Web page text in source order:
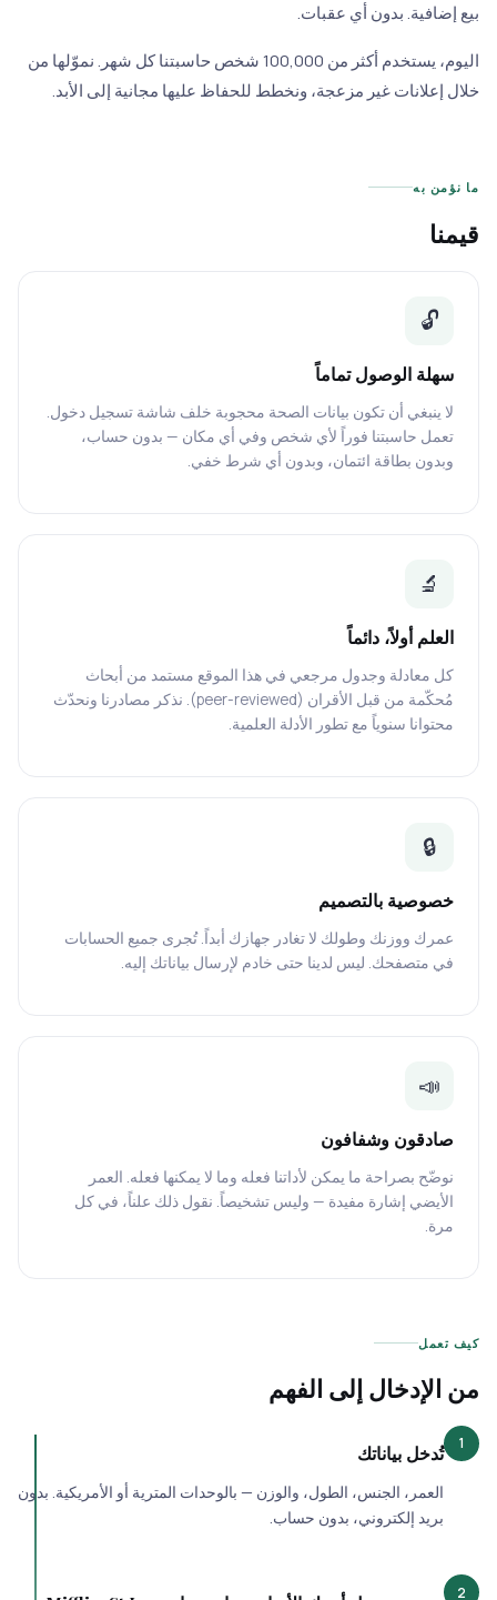
إضافية. بدون أي عقبات.
اليوم، يستخدم أكثر من 100,000 شخص حاسبتنا كل شهر. نموّلها من
إعلانات غير مزعجة، ونخطط للحفاظ عليها مجانية إلى الأبد.
نؤمن به
سهلة الوصول تماماً
لا ينبغي أن تكون بيانات الصحة محجوبة خلف شاشة تسجيل دخول.
تعمل حاسبتنا فوراً لأي شخص وفي أي مكان — بدون حساب،
وبدون بطاقة ائتمان، وبدون أي شرط خفي.
العلم أولاً، دائماً
كل معادلة وجدول مرجعي في هذا الموقع مستمد من أبحاث
مُحكّمة من قبل الأقران (peer-reviewed). نذكر مصادرنا ونحدّث
محتوانا سنوياً مع تطور الأدلة العلمية.
خصوصية بالتصميم
عمرك ووزنك وطولك لا تغادر جهازك أبداً. تُجرى جميع الحسابات
في متصفحك. ليس لدينا حتى خادم لإرسال بياناتك إليه.
صادقون وشفافون
نوضّح بصراحة ما يمكن لأداتنا فعله وما لا يمكنها فعله. العمر
الأيضي إشارة مفيدة — وليس تشخيصاً. نقول ذلك علناً، في كل
مرة.
تعمل
الإدخال إلى الفهم
تُدخل بياناتك
العمر، الجنس، الطول، والوزن — بالوحدات المترية أو الأمريكية. بدون
بريد إلكتروني، بدون حساب.